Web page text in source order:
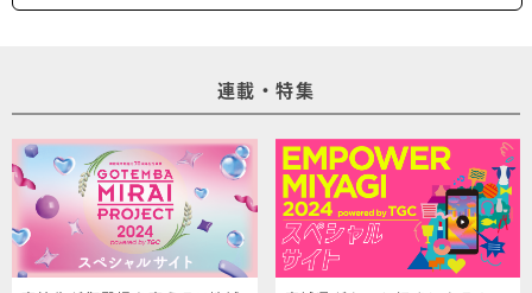
連載・特集